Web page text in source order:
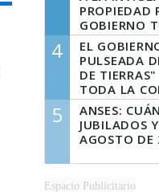
PROPIEDAD
GOBIERNO
LA LEY DEL
4
EL
PULSEADA
DE
TODA LA
DIGITAL
5
ANSES:
JUBILADOS
AGOSTO DE
Espacio Publicitario